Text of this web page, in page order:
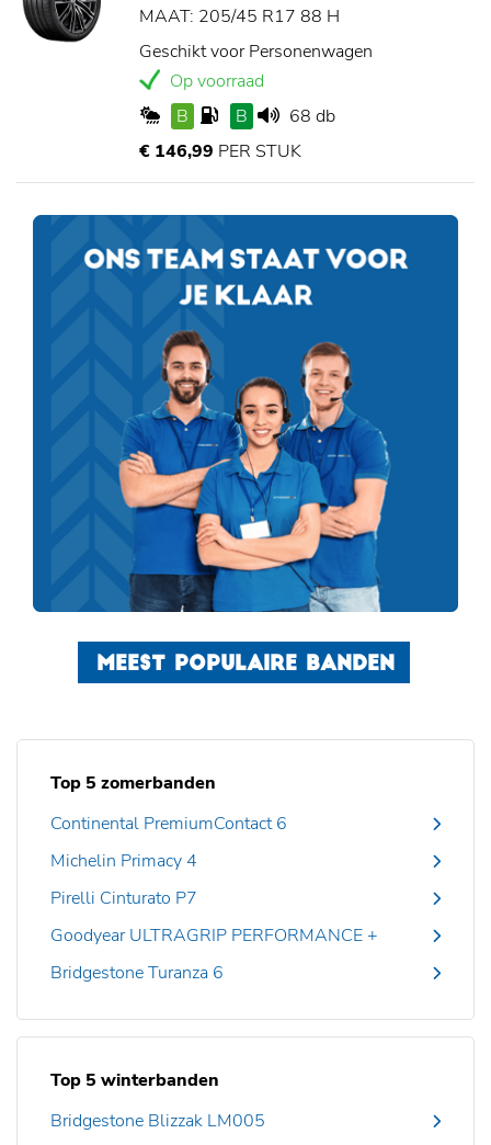
MAAT: 205/45 R17 88 H
Geschikt voor Personenwagen
Op voorraad
B
B
68 db
€ 146,99 PER STUK
MEEST POPULAIRE BANDEN
Top 5 zomerbanden
Continental PremiumContact 6
Michelin Primacy 4
Pirelli Cinturato P7
Goodyear ULTRAGRIP PERFORMANCE +
Bridgestone Turanza 6
Top 5 winterbanden
Bridgestone Blizzak LM005